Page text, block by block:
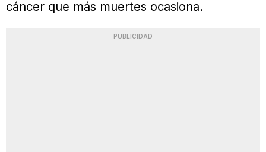
cáncer que más muertes ocasiona.
PUBLICIDAD